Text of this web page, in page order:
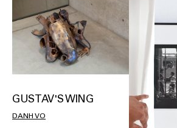
GUSTAV'S WING
DANH VO